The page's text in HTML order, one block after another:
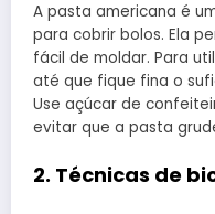
A pasta americana é
para cobrir bolos. Ela
fácil de moldar. Para
até que fique fina o
Use açúcar de
evitar que a pasta
2. Técnicas de